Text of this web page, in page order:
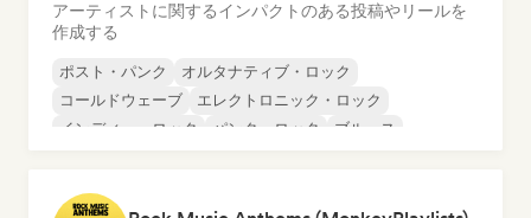
アーティストに関するインパクトのある投稿やリールを
作成する
ポスト・パンク
オルタナティブ・ロック
コールドウェーブ
エレクトロニック・ロック
インディー・ロック
パンク・ロック
ブルース